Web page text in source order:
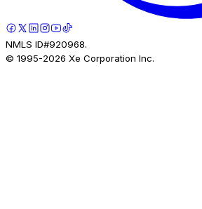
NMLS ID#920968.
© 1995-2026 Xe Corporation Inc.